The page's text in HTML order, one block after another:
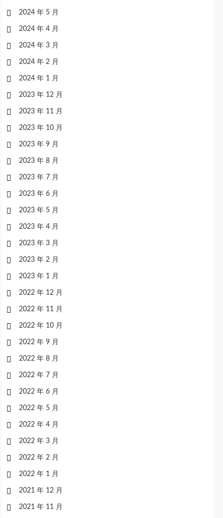
2024 年 5 月
2024 年 4 月
2024 年 3 月
2024 年 2 月
2024 年 1 月
2023 年 12 月
2023 年 11 月
2023 年 10 月
2023 年 9 月
2023 年 8 月
2023 年 7 月
2023 年 6 月
2023 年 5 月
2023 年 4 月
2023 年 3 月
2023 年 2 月
2023 年 1 月
2022 年 12 月
2022 年 11 月
2022 年 10 月
2022 年 9 月
2022 年 8 月
2022 年 7 月
2022 年 6 月
2022 年 5 月
2022 年 4 月
2022 年 3 月
2022 年 2 月
2022 年 1 月
2021 年 12 月
2021 年 11 月